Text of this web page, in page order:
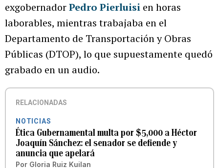
exgobernadorPedro Pierluisi en horas
laborables, mientras trabajaba en el
Departamento de Transportación y Obras
Públicas (DTOP), lo que supuestamente quedó
grabado en un audio.
RELACIONADAS
NOTICIAS
Ética Gubernamental multa por $5,000 a Héctor
Joaquín Sánchez: el senador se defiende y
anuncia que apelará
Por Gloria Ruiz Kuilan